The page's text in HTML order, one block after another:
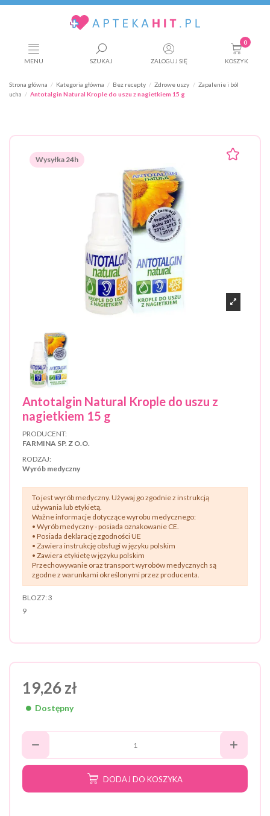
MENU SZUKAJ ZALOGUJ SIĘ
0
KOSZYK
Strona główna Kategoria główna Bez recepty Zdrowe uszy
Zapalenie i ból
ucha
Antotalgin Natural Krople do uszu z nagietkiem 15 g
Wysyłka 24h
Antotalgin Natural Krople do uszu z
nagietkiem 15 g
PRODUCENT:
FARMINA SP. Z O.O.
RODZAJ:
Wyrób medyczny
To jest wyrób medyczny. Używaj go zgodnie z instrukcją
używania lub etykietą.
Ważne informacje dotyczące wyrobu medycznego:
• Wyrób medyczny - posiada oznakowanie CE.
• Posiada deklarację zgodności UE
• Zawiera instrukcję obsługi w języku polskim
• Zawiera etykietę w języku polskim
Przechowywanie oraz transport wyrobów medycznych są
zgodne z warunkami określonymi przez producenta.
BLOZ7: 3
9
19,26 zł
Dostępny
DODAJ DO KOSZYKA